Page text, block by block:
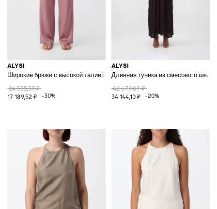
ALYSI
Широкие брюки с высокой талией из смеси хлопка и лиоцелла
24 555,37 ₽
17 189,52 ₽
-30%
ALYSI
Длинная туника из смесового
42 679,89 ₽
34 144,10 ₽
-20%